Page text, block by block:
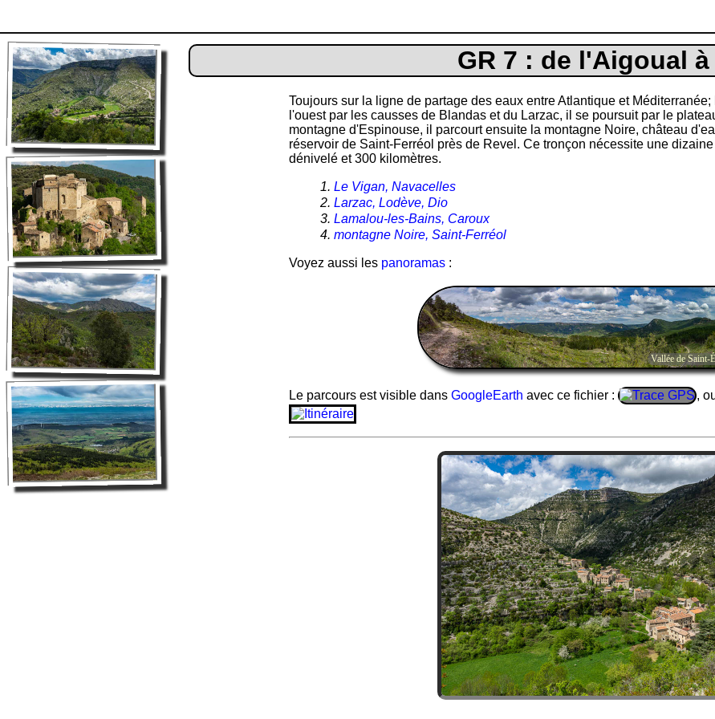
GR 7 : de l'Aigoual à
Toujours sur la ligne de partage des eaux entre Atlantique et
l'ouest par les causses de Blandas et du Larzac, il se poursuit par le
montagne d'Espinouse, il parcourt ensuite la montagne Noire, château
réservoir de Saint-Ferréol près de Revel. Ce tronçon nécessite une
dénivelé et 300 kilomètres.
Le Vigan, Navacelles
Larzac, Lodève, Dio
Lamalou-les-Bains, Caroux
montagne Noire, Saint-Ferréol
Voyez aussi les panoramas :
Vallée de Saint-
Le parcours est visible dans GoogleEarth avec ce fichier : ,